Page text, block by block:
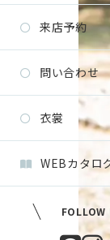
来店予約
問い合わせ
衣裳
WEBカタロ
FOLLOW